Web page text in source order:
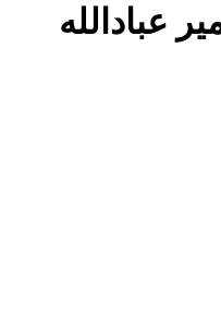
عبادالله